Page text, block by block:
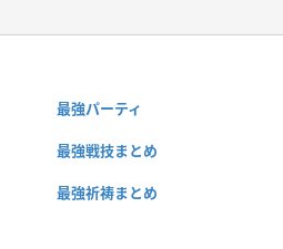
最強パーティ
最強戦技まとめ
最強祈祷まとめ